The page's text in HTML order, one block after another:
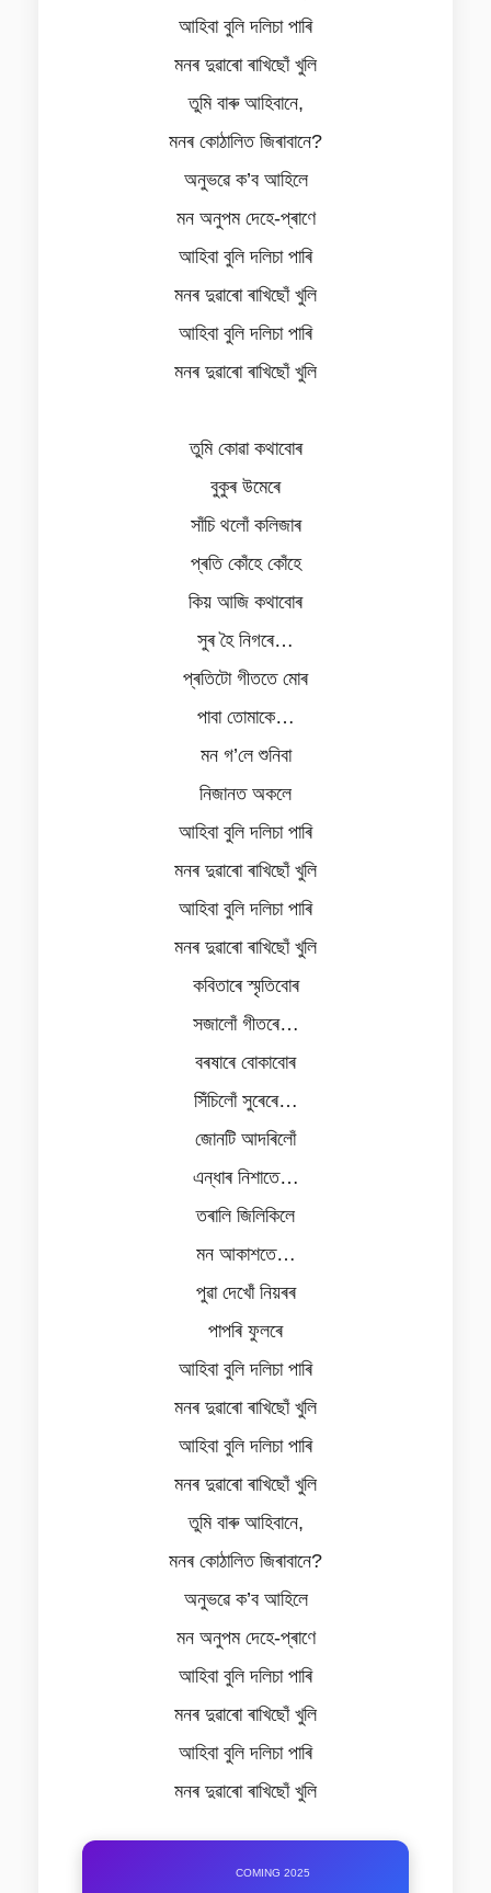
আহিবা বুলি দলিচা পাৰি
মনৰ দুৱাৰো ৰাখিছোঁ খুলি
তুমি বাৰু আহিবানে,
মনৰ কোঠালিত জিৰাবানে?
অনুভৱে ক’ব আহিলে
মন অনুপম দেহে-প্ৰাণে
আহিবা বুলি দলিচা পাৰি
মনৰ দুৱাৰো ৰাখিছোঁ খুলি
আহিবা বুলি দলিচা পাৰি
মনৰ দুৱাৰো ৰাখিছোঁ খুলি
তুমি কোৱা কথাবোৰ
বুকুৰ উমেৰে
সাঁচি থলোঁ কলিজাৰ
প্ৰতি কোঁহে কোঁহে
কিয় আজি কথাবোৰ
সুৰ হৈ নিগৰে…
প্ৰতিটো গীত‍তে মোৰ
পাবা তোমাকে…
মন গ’লে শুনিবা
নিজানত অকলে
আহিবা বুলি দলিচা পাৰি
মনৰ দুৱাৰো ৰাখিছোঁ খুলি
আহিবা বুলি দলিচা পাৰি
মনৰ দুৱাৰো ৰাখিছোঁ খুলি
কবিতাৰে স্মৃতিবোৰ
সজালোঁ গীতৰে…
বৰষাৰে বোকাবোৰ
সিঁচিলোঁ সুৰেৰে…
জোনটি আদৰিলোঁ
এন্ধাৰ নিশাতে…
তৰালি জিলিকিলে
মন আকাশতে…
পুৱা দেখোঁ নিয়ৰ‍ৰ
পাপৰি ফুলৰে
আহিবা বুলি দলিচা পাৰি
মনৰ দুৱাৰো ৰাখিছোঁ খুলি
আহিবা বুলি দলিচা পাৰি
মনৰ দুৱাৰো ৰাখিছোঁ খুলি
তুমি বাৰু আহিবানে,
মনৰ কোঠালিত জিৰাবানে?
অনুভৱে ক’ব আহিলে
মন অনুপম দেহে-প্ৰাণে
আহিবা বুলি দলিচা পাৰি
মনৰ দুৱাৰো ৰাখিছোঁ খুলি
আহিবা বুলি দলিচা পাৰি
মনৰ দুৱাৰো ৰাখিছোঁ খুলি
COMING 2025